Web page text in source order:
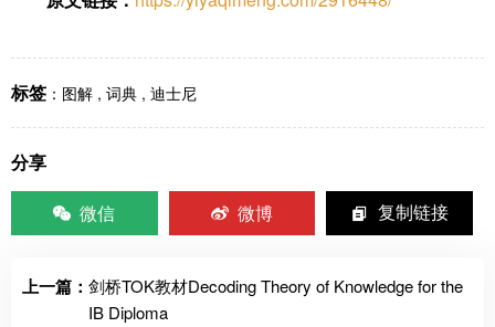
标签 ： 图解 , 词典 , 迪士尼
分享
微信
微博 复制链接
上一篇： 剑桥TOK教材Decoding Theory of Knowledge for the
IB Diploma